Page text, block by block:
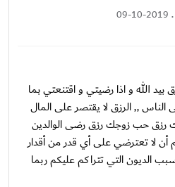
.
09-10-2019
الله و اذا رضيتي و اقتنعتي بما
,, الرزق لا يقتصر على المال
رزق حب زوجك رزق رضى الوالدين
أن لا تعترضي على أي قدر من أقدار
الديون التي تتراكم عليكم ربما